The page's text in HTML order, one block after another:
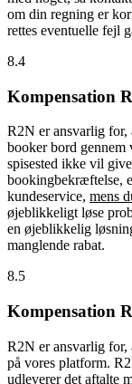
om din regning er
rettes eventuelle fejl
8.4
Kompensation
R2N er ansvarlig for,
booker bord gennem
spisested ikke vil
bookingbekræftelse,
kundeservice, mens
øjeblikkeligt løse
en øjeblikkelig
manglende rabat.
8.5
Kompensation
R2N er ansvarlig for,
på vores platform.
udleverer det aftalte